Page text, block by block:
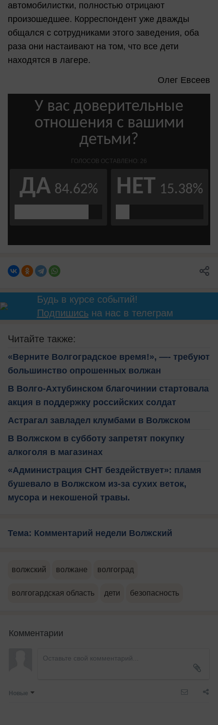
автомобилистки, полностью отрицают
произошедшее. Корреспондент уже дважды
общался с сотрудниками этого заведения, оба
раза они настаивают на том, что все дети
находятся в лагере.
Олег Евсеев
Будь в курсе событий!
Подпишисьна нас в телеграм
Читайте также:
«Верните Волгоградское время!», —- требуют
большинство опрошенных волжан
В Волго-Ахтубинском благочинии стартовала
акция в поддержку российских солдат
Астрагал завладел клумбами в Волжском
В Волжском в субботу запретят покупку
алкоголя в магазинах
«Администрация СНТ бездействует»: пламя
бушевало в Волжском из-за сухих веток,
мусора и некошеной травы.
Тема: Комментарий недели Волжский
волжский волжане волгоград
волгогардская область дети безопасность
Комментарии
Новые